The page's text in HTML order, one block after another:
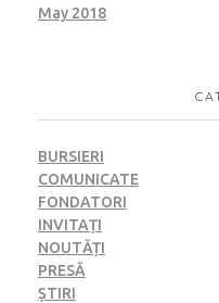
May 2018
BURSIERI
COMUNICATE
FONDATORI
INVITAȚI
NOUTĂȚI
PRESĂ
ȘTIRI